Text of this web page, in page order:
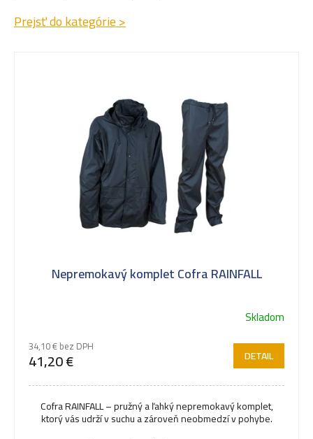
Prejsť do kategórie >
Nepremokavý komplet Cofra RAINFALL
Skladom
34,10 € bez DPH
41,20 € DETAIL
Cofra RAINFALL – pružný a ľahký nepremokavý komplet,
ktorý vás udrží v suchu a zároveň neobmedzí v pohybe.